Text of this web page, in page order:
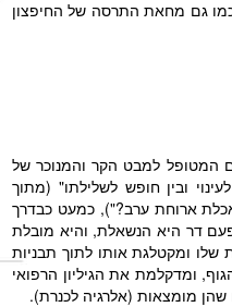
כמו גם מחאת התרסה של החיפצון
המטופל למבט הקר והמנוכר של
ובין חופש לשלילתו" (מתוך
ארוחת ערב?"), כמעט כבדרך
דר היא הנשאלת, והיא מובלת
שלו ומקטלגת אותו לתוך תבניות
ומדקלמת את הגיליון הרפואי
מומצאות (אלרגיה לכנרת).